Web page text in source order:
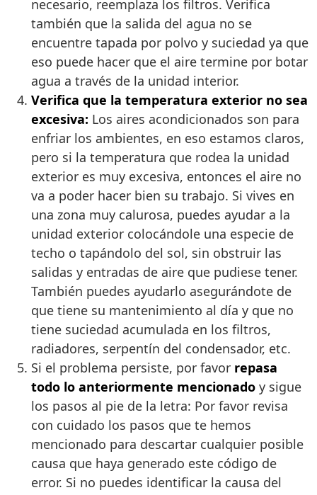
necesario, reemplaza los filtros. Verifica
también que la salida del agua no se
encuentre tapada por polvo y suciedad ya que
eso puede hacer que el aire termine por botar
agua a través de la unidad interior.
Verifica que la temperatura exterior no sea
excesiva: Los aires acondicionados son para
enfriar los ambientes, en eso estamos claros,
pero si la temperatura que rodea la unidad
exterior es muy excesiva, entonces el aire no
va a poder hacer bien su trabajo. Si vives en
una zona muy calurosa, puedes ayudar a la
unidad exterior colocándole una especie de
techo o tapándolo del sol, sin obstruir las
salidas y entradas de aire que pudiese tener.
También puedes ayudarlo asegurándote de
que tiene su mantenimiento al día y que no
tiene suciedad acumulada en los filtros,
radiadores, serpentín del condensador, etc.
Si el problema persiste, por favor repasa
todo lo anteriormente mencionado y sigue
los pasos al pie de la letra: Por favor revisa
con cuidado los pasos que te hemos
mencionado para descartar cualquier posible
causa que haya generado este código de
error. Si no puedes identificar la causa del